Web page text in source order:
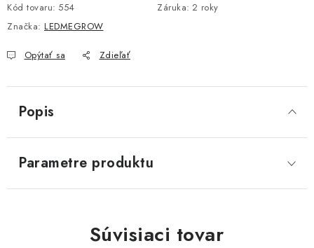
Kód tovaru: 554 Záruka: 2 roky
Značka: LEDMEGROW
Opýtať sa Zdieľať
Popis
Parametre produktu
Súvisiaci tovar